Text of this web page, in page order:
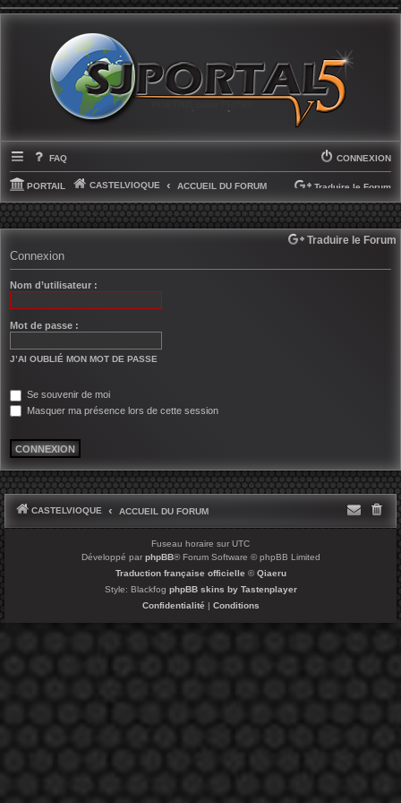
FAQ CONNEXION
PORTAIL CASTELVIOQUE ACCUEIL DU FORUM
Traduire le Forum
SELECT LANGUAGE ▼
Traduire le Forum
Connexion
Nom d’utilisateur :
Mot de passe :
J’AI OUBLIÉ MON MOT DE PASSE
Se souvenir de moi
Masquer ma présence lors de cette session
CASTELVIOQUE ACCUEIL DU FORUM
Fuseau horaire sur UTC
Développé par phpBB® Forum Software © phpBB Limited
Traduction française officielle ©Qiaeru
Style: Blackfog phpBB skins by Tastenplayer
Confidentialité | Conditions